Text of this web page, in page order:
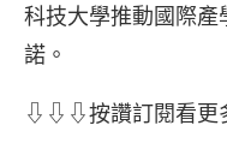
科技大學推動國際
諾。
⇩⇩⇩按讚訂閱看